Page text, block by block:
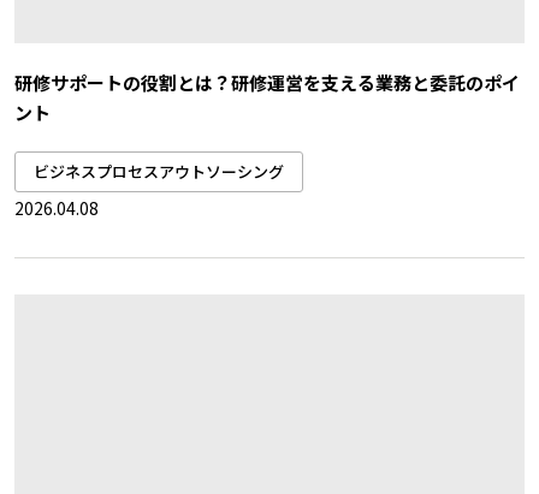
研修サポートの役割とは？研修運営を支える業務と委託のポイ
ント
ビジネスプロセスアウトソーシング
2026.04.08